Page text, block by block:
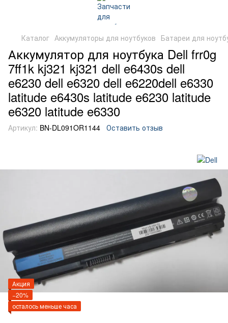
Каталог Аккумуляторы для ноутбуков Батареи для
Аккумулятор для ноутбука Dell frr0g
7ff1k kj321 kj321 dell e6430s dell
e6230 dell e6320 dell e6220dell e6330
latitude e6430s latitude e6230 latitude
e6320 latitude e6330
Артикул: BN-DL091OR1144 Оставить отзыв
Акция
−20%
осталось меньше часа